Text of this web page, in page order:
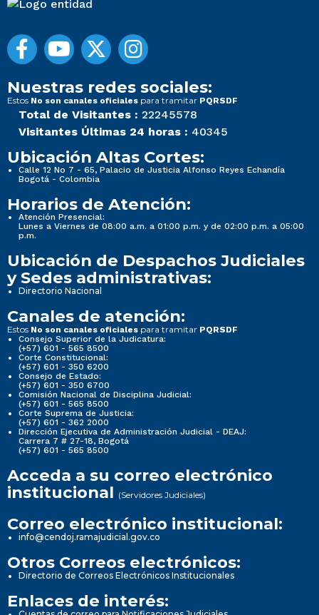
Nuestras redes sociales:
Estos No son canales oficiales para tramitar PQRSDF
Total de Visitantes : 22245578
Visitantes Últimas 24 horas : 40345
Ubicación Altas Cortes:
Calle 12 No 7 - 65, Palacio de Justicia Alfonso Reyes Echandía
Bogotá - Colombia
Horarios de Atención:
Atención Presencial:
Lunes a Viernes de 08:00 a.m. a 01:00 p.m. y de 02:00 p.m. a 05:00
p.m.
Ubicación de Despachos Judiciales
y Sedes administrativas:
Directorio Nacional
Canales de atención:
Estos No son canales oficiales para tramitar PQRSDF
Consejo Superior de la Judicatura:
(+57) 601 - 565 8500
Corte Constitucional:
(+57) 601 - 350 6200
Consejo de Estado:
(+57) 601 - 350 6700
Comisión Nacional de Disciplina Judicial:
(+57) 601 - 565 8500
Corte Suprema de Justicia:
(+57) 601 - 362 2000
Dirección Ejecutiva de Administración Judicial - DEAJ:
Carrera 7 # 27-18, Bogotá
(+57) 601 - 565 8500
Acceda a su correo electrónico
institucional (Servidores Judiciales)
Correo electrónico institucional:
info@cendoj.ramajudicial.gov.co
Otros Correos electrónicos:
Directorio de Correos Electrónicos Institucionales
Enlaces de interés: